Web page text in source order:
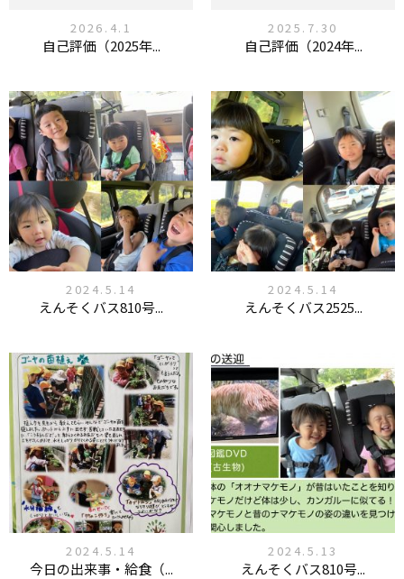
2026.4.1
自己評価（2025年...
2025.7.30
自己評価（2024年...
2024.5.14
えんそくバス810号...
2024.5.14
えんそくバス2525...
2024.5.14
今日の出来事・給食（...
2024.5.13
えんそくバス810号...